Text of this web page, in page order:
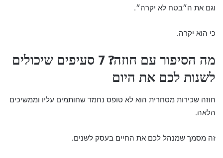
וגם את ה״בטח לא יקרה״.
כי הוא יקרה.
מה הסיפור עם חוזה? 7 סעיפים שיכולים
לשנות לכם את היום
חוזה שכירות מסחרית הוא לא טופס נחמד שחותמים עליו וממשיכים
הלאה.
זה מסמך שמנהל לכם את החיים בעסק לשנים.